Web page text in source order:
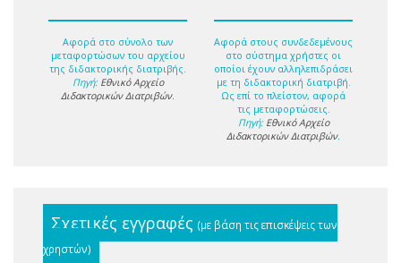
Αφορά στο σύνολο των
μεταφορτώσων του αρχείου
της διδακτορικής διατριβής.
Πηγή: Εθνικό Αρχείο
Διδακτορικών Διατριβών.
Αφορά στους συνδεδεμένους
στο σύστημα χρήστες οι
οποίοι έχουν αλληλεπιδράσει
με τη διδακτορική διατριβή.
Ως επί το πλείστον, αφορά
τις μεταφορτώσεις.
Πηγή: Εθνικό Αρχείο
Διδακτορικών Διατριβών.
Σχετικές εγγραφές (με βάση τις επισκέψεις των
χρηστών)